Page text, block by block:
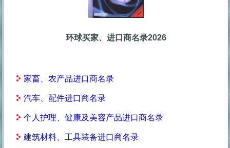
环球买家、进口商名录2026
家畜、农产品进口商名录
汽车、配件进口商名录
个人护理、健康及美容产品进口商名录
建筑材料、工具装备进口商名录